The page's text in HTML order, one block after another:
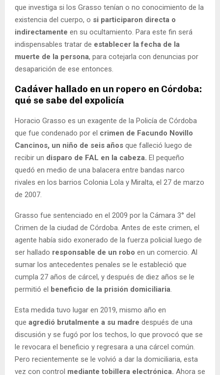
que investiga si los Grasso tenían o no conocimiento de la
existencia del cuerpo, o si participaron directa o
indirectamente en su ocultamiento. Para este fin será
indispensables tratar de establecer la fecha de la
muerte de la persona, para cotejarla con denuncias por
desaparición de ese entonces.
Cadáver hallado en un ropero en Córdoba:
qué se sabe del expolicía
Horacio Grasso es un exagente de la Policía de Córdoba
que fue condenado por el crimen de Facundo Novillo
Cancinos, un niño de seis años que falleció luego de
recibir un disparo de FAL en la cabeza. El pequeño
quedó en medio de una balacera entre bandas narco
rivales en los barrios Colonia Lola y Miralta, el 27 de marzo
de 2007.
Grasso fue sentenciado en el 2009 por la Cámara 3° del
Crimen de la ciudad de Córdoba. Antes de este crimen, el
agente había sido exonerado de la fuerza policial luego de
ser hallado responsable de un robo en un comercio. Al
sumar los antecedentes penales se le estableció que
cumpla 27 años de cárcel, y después de diez años se le
permitió el beneficio de la prisión domiciliaria.
Esta medida tuvo lugar en 2019, mismo año en
que agredió brutalmente a su madre después de una
discusión y se fugó por los techos, lo que provocó que se
le revocara el beneficio y regresara a una cárcel común.
Pero recientemente se le volvió a dar la domiciliaria, esta
vez con control mediante tobillera electrónica. Ahora se